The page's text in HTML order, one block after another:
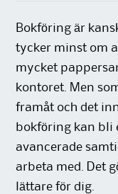
Bokföring är
tycker minst om
mycket
kontoret. Men
framåt och det
bokföring kan bli
avancerade
arbeta med. Det
lättare för dig.